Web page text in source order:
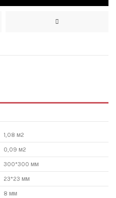
1,08 м2
0,09 м2
300*300 мм
23*23 мм
8 мм